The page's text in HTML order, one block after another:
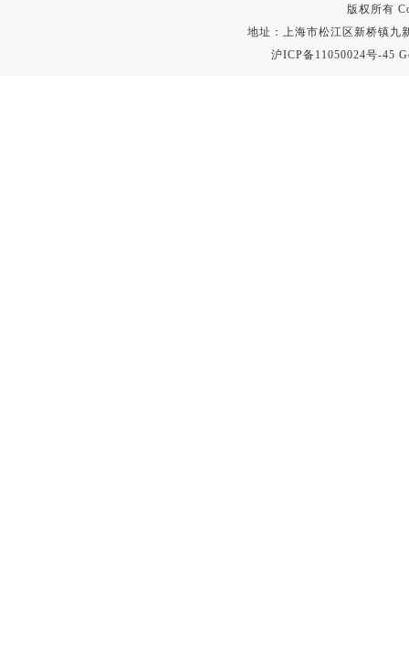
版权所有
地址：上海市松江区新桥镇九
沪ICP备11050024号-45